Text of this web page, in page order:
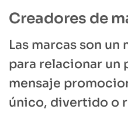
Creadores de
Las marcas son
para relacionar
mensaje
único, divertido o